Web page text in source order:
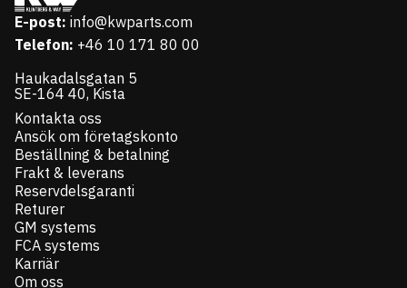
E-post: info@kwparts.com
Telefon: +46 10 171 80 00
Haukadalsgatan 5
SE-164 40, Kista
Kontakta oss
Ansök om företagskonto
Beställning & betalning
Frakt & leverans
Reservdelsgaranti
Returer
GM systems
FCA systems
Karriär
Om oss